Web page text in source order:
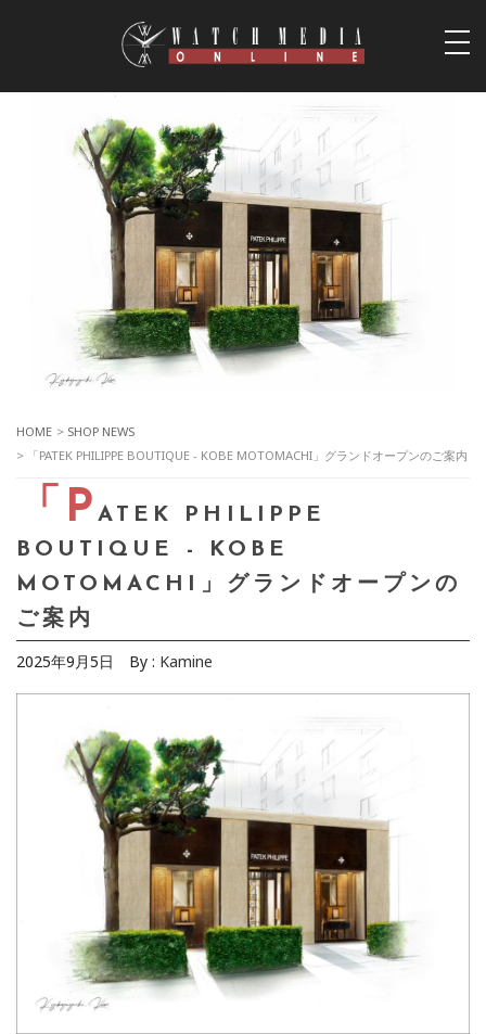
HOME > SHOP NEWS
> 「PATEK PHILIPPE BOUTIQUE - KOBE MOTOMACHI」グランドオープンのご案内
「PATEK PHILIPPE
BOUTIQUE - KOBE
MOTOMACHI」グランドオープンの
ご案内
2025年9月5日 By : Kamine